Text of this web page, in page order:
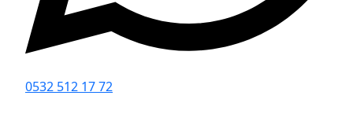
0532 512 17 72